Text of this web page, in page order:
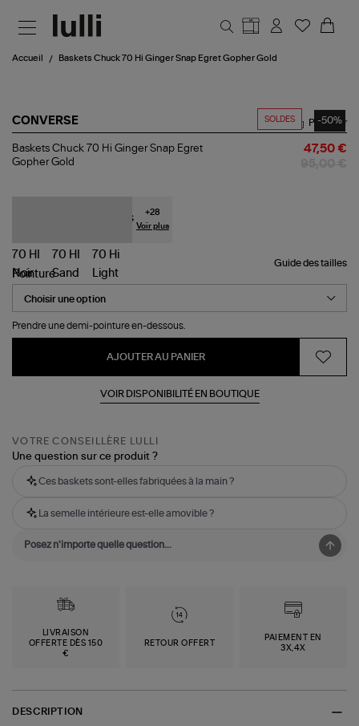
Accueil Baskets Chuck 70 Hi Ginger Snap Egret Gopher Gold
SOLDES -50%
CONVERSE
Baskets
Chuck
Gold
Partager
Baskets Chuck 70 Hi Ginger Snap Egret
Gopher Gold
47,50 €
+28
Voir plus
Guide des tailles
Pointure
Prendre une demi-pointure en-dessous.
AJOUTER AU PANIER
VOIR DISPONIBILITÉ EN BOUTIQUE
VOTRE CONSEILLÈRE LULLI
Une question sur ce produit ?
Ces baskets sont-elles fabriquées à la main ?
La semelle intérieure est-elle amovible ?
LIVRAISON
OFFERTE DÈS 150
€
RETOUR OFFERT
PAIEMENT EN
3X,4X
DESCRIPTION